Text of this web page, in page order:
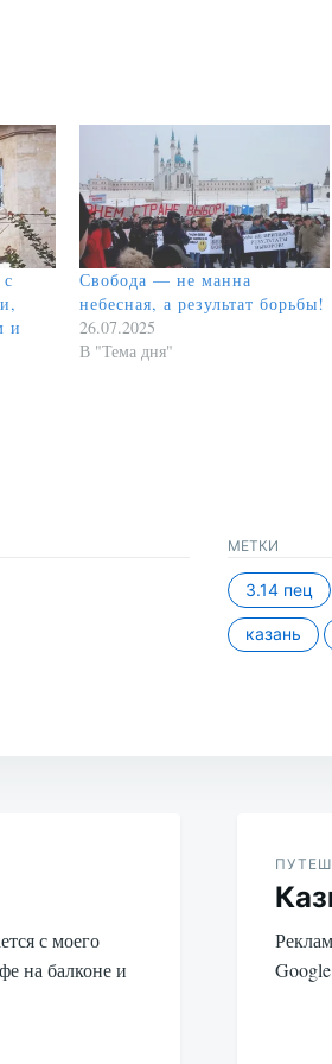
и
Свобода — не манна
небесная, а результат борьбы!
26.07.2025
В "Тема дня"
МЕТКИ
3.14 пец
казань
с моего
на балконе и
Google